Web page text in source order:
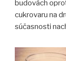
budovách
cukrovaru na
súčasnosti